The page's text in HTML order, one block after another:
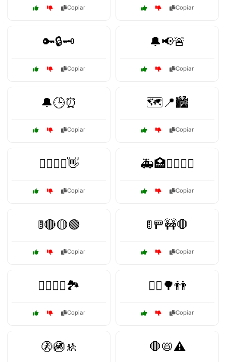
Copiar Copiar
🔑🔒🗝️
Copiar
🔔📢🚨
Copiar
🔔🕒⏰
Copiar
🗺️📍🏙️
Copiar
🙋‍♂️🙋‍♀️👋
Copiar
🚑🏥👨‍⚕️👩‍⚕️
Copiar
🚦🔴🟡🟢
Copiar
🚦🚥🚧🛑
Copiar
🚴‍♀️🚴‍♂️🏞️
Copiar
🚴‍♂️🌳👬
Copiar
🚷🚳🚸 🛑📛⚠️